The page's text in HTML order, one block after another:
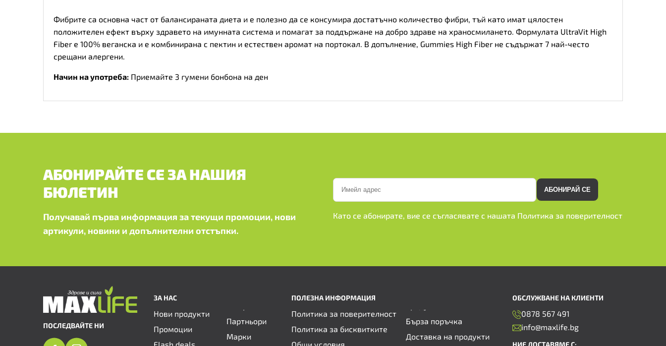
Фибрите са основна част от балансираната диета и е полезно да се консумира достатъчно количество фибри, тъй като имат цялостен
положителен ефект върху здравето на имунната система и помагат за поддържане на добро здраве на храносмилането. Формулата UltraVit High
Fiber е 100% веганска и е комбинирана с пектин и естествен аромат на портокал. В допълнение, Gummies High Fiber не съдържат 7 най-често
срещани алергени.
Начин на употреба: Приемайте 3 гумени бонбона на ден
АБОНИРАЙТЕ СЕ ЗА НАШИЯ
БЮЛЕТИН
Получавай първа информация за текущи промоции, нови
артикули, новини и допълнителни отстъпки.
АБОНИРАЙ СЕ
Като се абонирате, вие се съгласявате с нашата Политика за поверителност
ПОСЛЕДВАЙТЕ НИ
ЗА НАС
Нови продукти
Промоции
Партньори
Марки
ПОЛЕЗНА ИНФОРМАЦИЯ
Политика за поверителност
Политика за бисквитките
Бърза поръчка
Доставка на продукти
ОБСЛУЖВАНЕ НА КЛИЕНТИ
0878 567 491
info@maxlife.bg